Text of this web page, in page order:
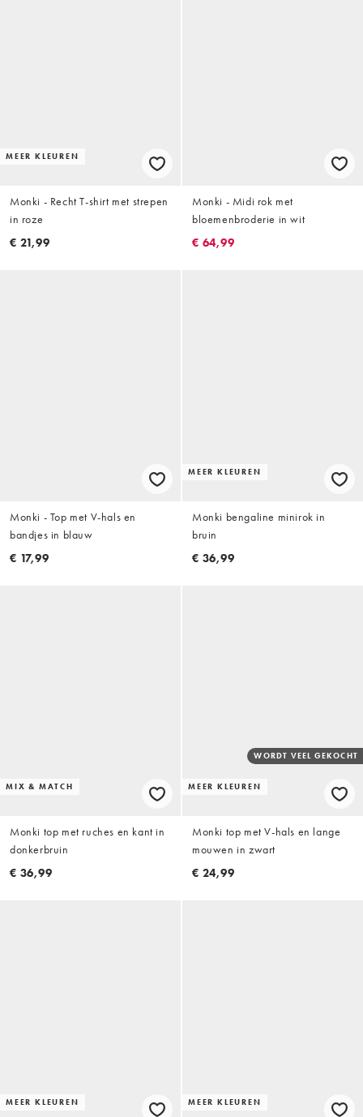
MEER KLEUREN
Monki - Recht T-shirt met strepen
in roze
€ 21,99
Monki - Midi rok met
bloemenbroderie in wit
€ 64,99
Monki - Top met V-hals en
bandjes in blauw
€ 17,99
MEER KLEUREN
Monki bengaline minirok in
bruin
€ 36,99
MIX & MATCH
Monki top met ruches en kant in
donkerbruin
€ 36,99
MEER KLEUREN
WORDT VEEL GEKOCHT
Monki top met V-hals en lange
mouwen in zwart
€ 24,99
MEER KLEUREN MEER KLEUREN